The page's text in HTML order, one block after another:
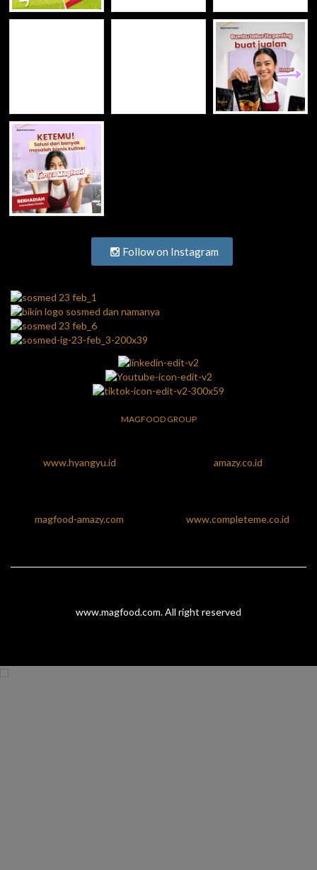
Follow on Instagram
MAGFOOD GROUP
www.hyangyu.id amazy.co.id
magfood-amazy.com www.completeme.co.id
www.magfood.com. All right reserved